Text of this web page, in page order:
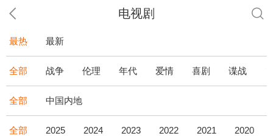
电视剧
最热 最新
全部 战争 伦理 年代 爱情 喜剧 谍战
全部 中国内地
全部 2025 2024 2023 2022 2021 2020